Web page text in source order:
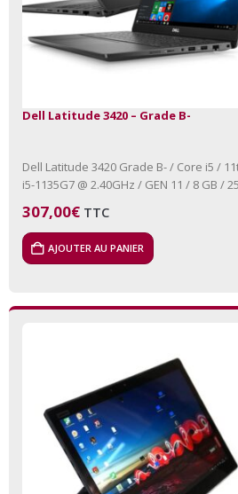
Dell Latitude 3420 – Grade B-
Dell Latitude 3420 Grade B- / Core i5 /
i5-1135G7 @ 2.40GHz / GEN 11 / 8 GB / 256
307,00€ TTC
AJOUTER AU PANIER